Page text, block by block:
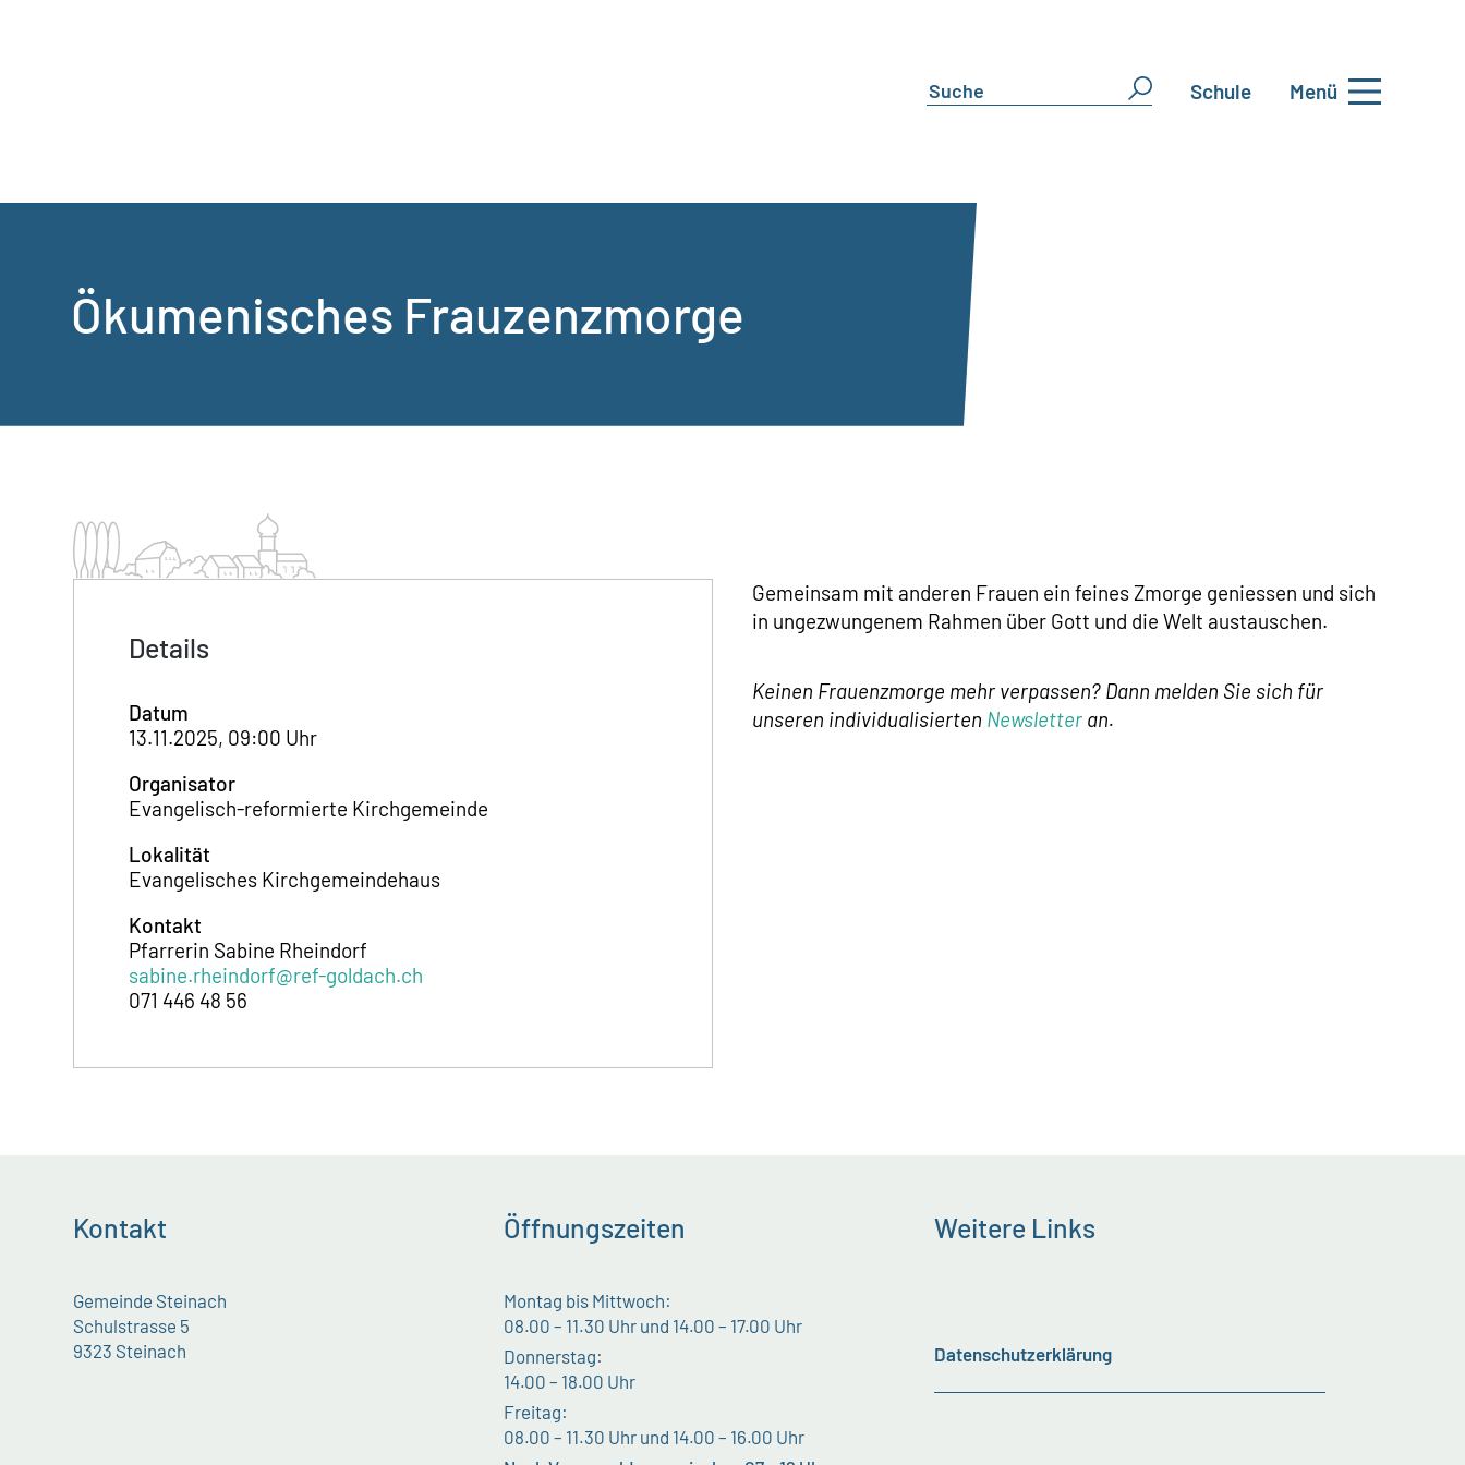
Schule Menü
Ökumenisches Frauzenzmorge
Details
Datum
13.11.2025, 09:00 Uhr
Organisator
Evangelisch-reformierte Kirchgemeinde
Lokalität
Evangelisches Kirchgemeindehaus
Kontakt
Pfarrerin Sabine Rheindorf
sabine.rheindorf@ref-goldach.ch
071 446 48 56
Gemeinsam mit anderen Frauen ein feines Zmorge geniessen und sich
in ungezwungenem Rahmen über Gott und die Welt austauschen.
Keinen Frauenzmorge mehr verpassen? Dann melden Sie sich für
unseren individualisierten Newsletter an.
Kontakt
Gemeinde Steinach
Schulstrasse 5
9323 Steinach
Öffnungszeiten
Montag bis Mittwoch:
08.00 – 11.30 Uhr und 14.00 – 17.00 Uhr
Donnerstag:
14.00 – 18.00 Uhr
Freitag:
08.00 – 11.30 Uhr und 14.00 – 16.00 Uhr
Weitere Links
Datenschutzerklärung